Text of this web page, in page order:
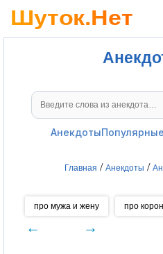
АнекдотыПопулярные
Главная / Анекдоты /
про мужа и жену про
← →